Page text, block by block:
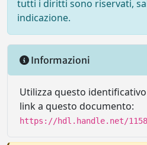
tutti i diritti sono riservati,
indicazione.
Informazioni
Utilizza questo
link a questo documento:
https://hdl.handle.net/